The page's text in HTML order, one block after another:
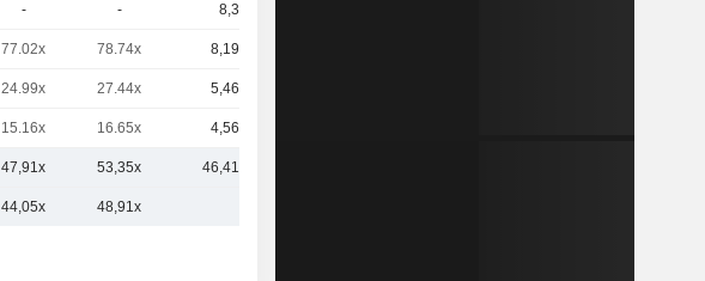
- - 8,3 Md
77.02x 78.74x 8,19 Md
24.99x 27.44x 5,46 Md
15.16x 16.65x 4,56 Md
47,91x 53,35x 46,41 Md
44,05x 48,91x